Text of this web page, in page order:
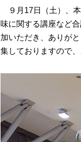
９月17日（土）、本
味に関する講座など
加いただき、ありが
集しておりますので